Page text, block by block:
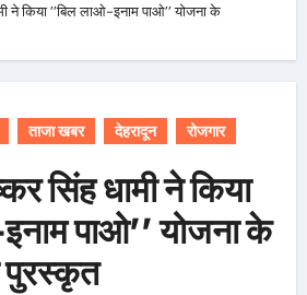
ने किया ’’बिल लाओ-इनाम पाओ’’ योजना के
ताजा खबर देहरादून रोजगार
सिंह धामी ने किया
पाओ’’ योजना के
पुरस्कृत